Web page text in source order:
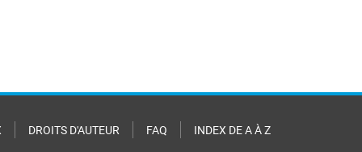
DROITS D'AUTEUR FAQ INDEX DE A À Z